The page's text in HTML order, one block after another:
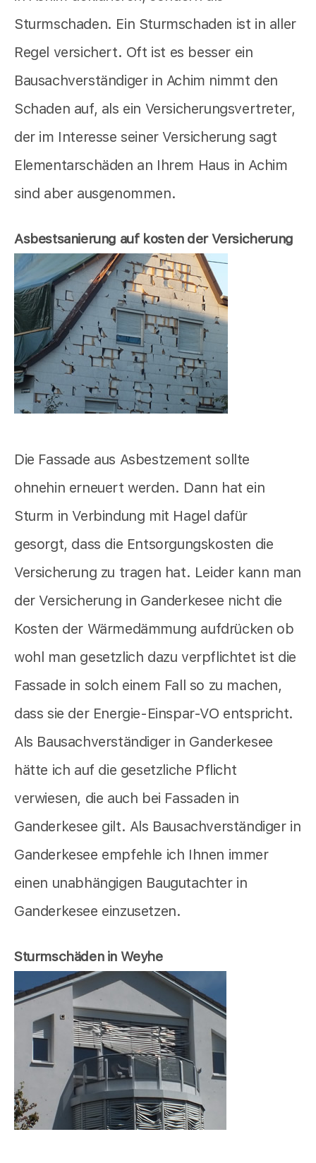
Sturmschaden. Ein Sturmschaden ist in aller
Regel versichert. Oft ist es besser ein
Bausachverständiger in Achim nimmt den
Schaden auf, als ein Versicherungsvertreter,
der im Interesse seiner Versicherung sagt
Elementarschäden an Ihrem Haus in Achim
sind aber ausgenommen.
Asbestsanierung auf kosten der Versicherung
Die Fassade aus Asbestzement sollte
ohnehin erneuert werden. Dann hat ein
Sturm in Verbindung mit Hagel dafür
gesorgt, dass die Entsorgungskosten die
Versicherung zu tragen hat. Leider kann man
der Versicherung in Ganderkesee nicht die
Kosten der Wärmedämmung aufdrücken ob
wohl man gesetzlich dazu verpflichtet ist die
Fassade in solch einem Fall so zu machen,
dass sie der Energie-Einspar-VO entspricht.
Als Bausachverständiger in Ganderkesee
hätte ich auf die gesetzliche Pflicht
verwiesen, die auch bei Fassaden in
Ganderkesee gilt. Als Bausachverständiger in
Ganderkesee empfehle ich Ihnen immer
einen unabhängigen Baugutachter in
Ganderkesee einzusetzen.
Sturmschäden in Weyhe